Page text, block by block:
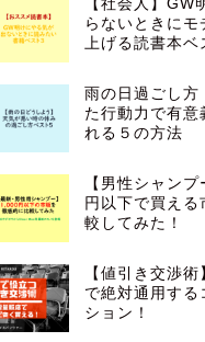
【社会人】GW
らないときにモ
上げる読書本ベ
雨の日過ごし方
た行動力で有意
れる５の方法
【男性シャン
円以下で買え
較してみた！
【値引き交渉
で絶対通用する
ション！